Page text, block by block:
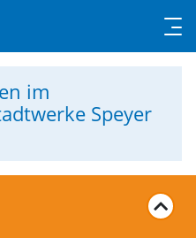
im
Speyer